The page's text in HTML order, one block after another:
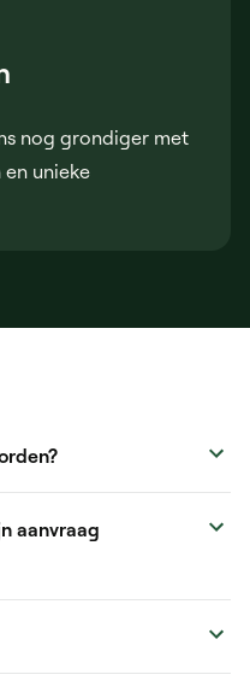
nog grondiger met
unieke
aanvraag